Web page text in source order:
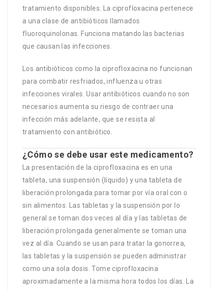
tratamiento disponibles. La ciprofloxacina pertenece
a una clase de antibióticos llamados
fluoroquinolonas. Funciona matando las bacterias
que causan las infecciones.
Los antibióticos como la ciprofloxacina no funcionan
para combatir resfriados, influenza u otras
infecciones virales. Usar antibióticos cuando no son
necesarios aumenta su riesgo de contraer una
infección más adelante, que se resista al
tratamiento con antibiótico.
¿Cómo se debe usar este medicamento?
La presentación de la ciprofloxacina es en una
tableta, una suspensión (líquido) y una tableta de
liberación prolongada para tomar por vía oral con o
sin alimentos. Las tabletas y la suspensión por lo
general se toman dos veces al día y las tabletas de
liberación prolongada generalmente se toman una
vez al día. Cuando se usan para tratar la gonorrea,
las tabletas y la suspensión se pueden administrar
como una sola dosis. Tome ciprofloxacina
aproximadamente a la misma hora todos los días. La